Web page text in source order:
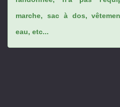
marche, sac à dos,
eau, etc...